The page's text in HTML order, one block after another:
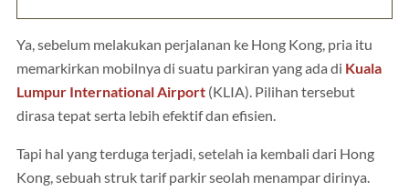
Ya, sebelum melakukan perjalanan ke Hong Kong, pria itu
memarkirkan mobilnya di suatu parkiran yang ada di Kuala
Lumpur International Airport (KLIA). Pilihan tersebut
dirasa tepat serta lebih efektif dan efisien.
Tapi hal yang terduga terjadi, setelah ia kembali dari Hong
Kong, sebuah struk tarif parkir seolah menampar dirinya.